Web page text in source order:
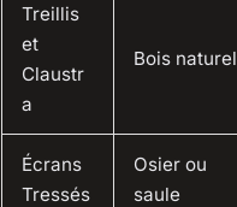
Treillis
et
Claustr
a
Bois naturel
Écrans
Tressés
Osier ou
saule